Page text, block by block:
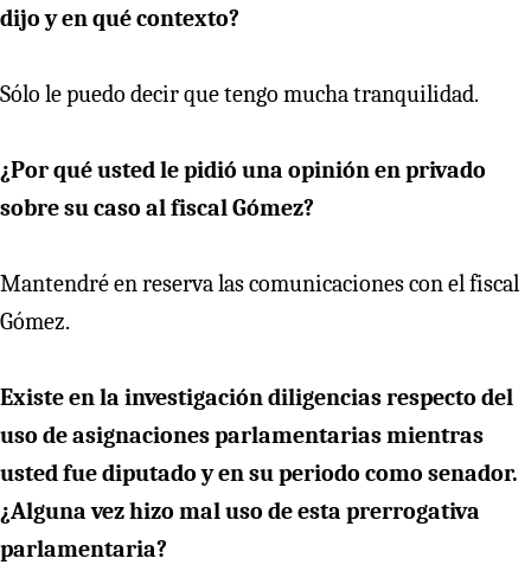
dijo y en qué contexto?
Sólo le puedo decir que tengo mucha tranquilidad.
¿Por qué usted le pidió una opinión en privado
sobre su caso al fiscal Gómez?
Mantendré en reserva las comunicaciones con el fiscal
Gómez.
Existe en la investigación diligencias respecto del
uso de asignaciones parlamentarias mientras
usted fue diputado y en su periodo como senador.
¿Alguna vez hizo mal uso de esta prerrogativa
parlamentaria?